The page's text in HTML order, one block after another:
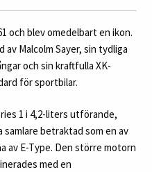
och blev omedelbart en ikon.
Malcolm Sayer, sin tydliga
och sin kraftfulla XK-
för sportbilar.
1 i 4,2-liters utförande,
samlare betraktad som en av
av E-Type. Den större motorn
med en